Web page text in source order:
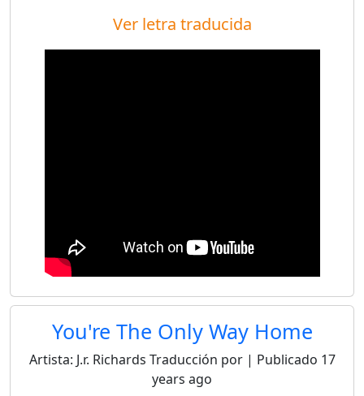
Ver letra traducida
You're The Only Way Home
Artista: J.r. Richards Traducción por | Publicado 17
years ago